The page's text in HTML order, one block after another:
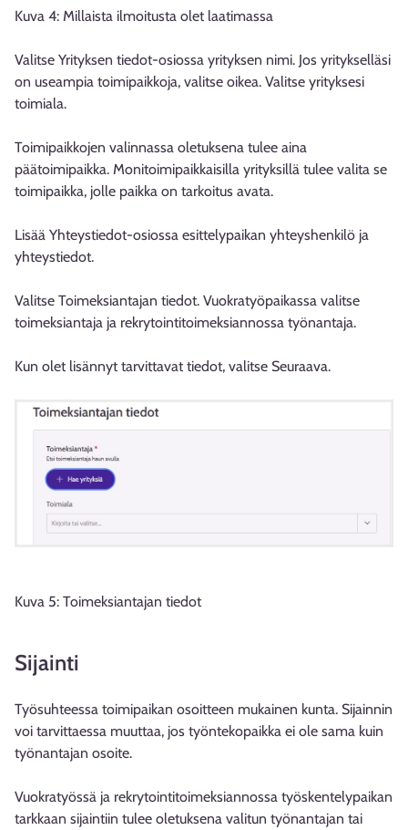
Kuva 4: Millaista ilmoitusta olet laatimassa
Valitse Yrityksen tiedot-osiossa yrityksen nimi. Jos yritykselläsi
on useampia toimipaikkoja, valitse oikea. Valitse yrityksesi
toimiala.
Toimipaikkojen valinnassa oletuksena tulee aina
päätoimipaikka. Monitoimipaikkaisilla yrityksillä tulee valita se
toimipaikka, jolle paikka on tarkoitus avata.
Lisää Yhteystiedot-osiossa esittelypaikan yhteyshenkilö ja
yhteystiedot.
Valitse Toimeksiantajan tiedot. Vuokratyöpaikassa valitse
toimeksiantaja ja rekrytointitoimeksiannossa työnantaja.
Kun olet lisännyt tarvittavat tiedot, valitse Seuraava.
Kuva 5: Toimeksiantajan tiedot
Sijainti
Työsuhteessa toimipaikan osoitteen mukainen kunta. Sijainnin
voi tarvittaessa muuttaa, jos työntekopaikka ei ole sama kuin
työnantajan osoite.
Vuokratyössä ja rekrytointitoimeksiannossa työskentelypaikan
tarkkaan sijaintiin tulee oletuksena valitun työnantajan tai